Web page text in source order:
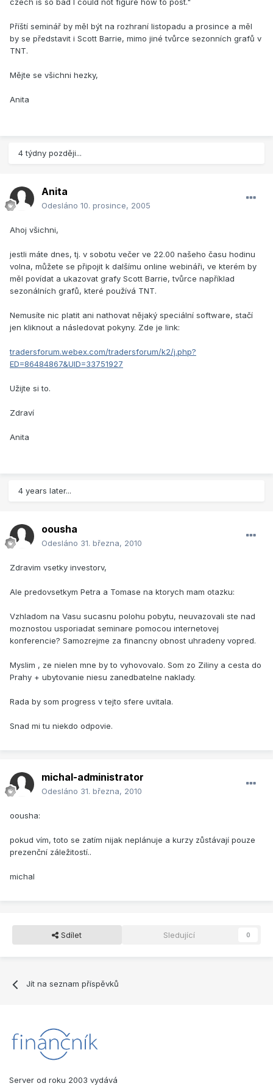
czech is so bad I could not figure how to post."
Příští seminář by měl být na rozhraní listopadu a prosince a měl
by se představit i Scott Barrie, mimo jiné tvůrce sezonních grafů v
TNT.
Mějte se všichni hezky,
Anita
4 týdny později...
Anita
Odesláno 10. prosince, 2005
Ahoj všichni,
jestli máte dnes, tj. v sobotu večer ve 22.00 našeho času hodinu
volna, můžete se připojit k dalšímu online webináři, ve kterém by
měl povídat a ukazovat grafy Scott Barrie, tvůrce například
sezonálních grafů, které používá TNT.
Nemusíte nic platit ani nathovat nějaký speciální software, stačí
jen kliknout a následovat pokyny. Zde je link:
tradersforum.webex.com/tradersforum/k2/j.php?
ED=86484867&UID=33751927
Užijte si to.
Zdraví
Anita
4 years later...
oousha
Odesláno 31. března, 2010
Zdravim vsetky investorv,
Ale predovsetkym Petra a Tomase na ktorych mam otazku:
Vzhladom na Vasu sucasnu polohu pobytu, neuvazovali ste nad
moznostou usporiadat seminare pomocou internetovej
konferencie? Samozrejme za financny obnost uhradeny vopred.
Myslim , ze nielen mne by to vyhovovalo. Som zo Ziliny a cesta do
Prahy + ubytovanie niesu zanedbatelne naklady.
Rada by som progress v tejto sfere uvitala.
Snad mi tu niekdo odpovie.
michal-administrator
Odesláno 31. března, 2010
oousha:
pokud vím, toto se zatím nijak neplánuje a kurzy zůstávají pouze
prezenční záležitostí..
michal
Sdílet Sledující 0
Jít na seznam příspěvků
Server od roku 2003 vydává